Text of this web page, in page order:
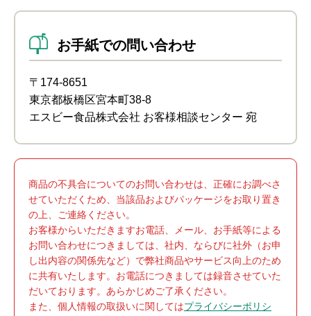
お手紙での問い合わせ
〒174-8651
東京都板橋区宮本町38-8
エスビー食品株式会社 お客様相談センター 宛
商品の不具合についてのお問い合わせは、正確にお調べさ
せていただくため、当該品およびパッケージをお取り置き
の上、ご連絡ください。
お客様からいただきますお電話、メール、お手紙等による
お問い合わせにつきましては、社内、ならびに社外（お申
し出内容の関係先など）で弊社商品やサービス向上のため
に共有いたします。お電話につきましては録音させていた
だいております。あらかじめご了承ください。
また、個人情報の取扱いに関してはプライバシーポリシ